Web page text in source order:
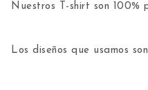
Nuestros T-shirt son
Los diseños que usamos